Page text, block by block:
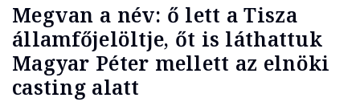
Megvan a név: ő lett a Tisza
államfőjelöltje, őt is láthattuk
Magyar Péter mellett az elnöki
casting alatt